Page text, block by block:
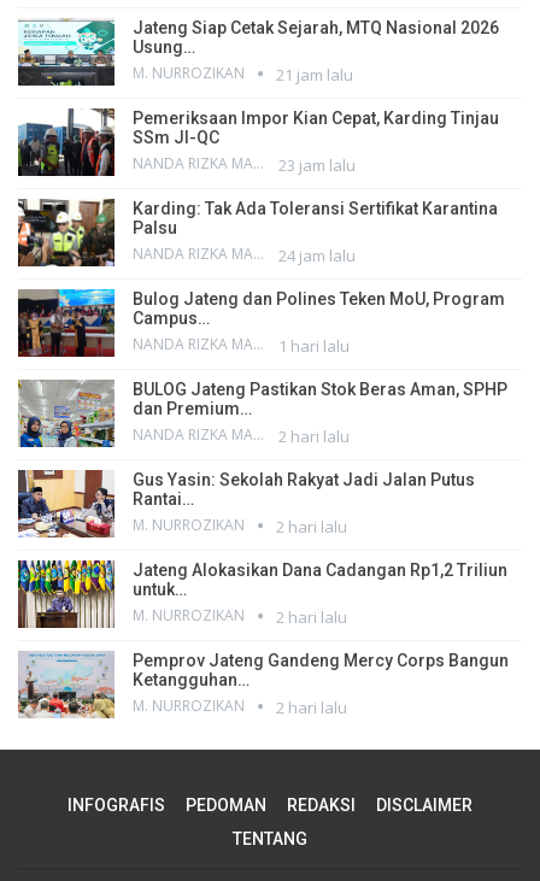
Jateng Siap Cetak Sejarah, MTQ Nasional 2026
Usung…
M. NURROZIKAN 21 jam lalu
Pemeriksaan Impor Kian Cepat, Karding Tinjau
SSm JI-QC
NANDA RIZKA MAHENDRA 23 jam lalu
Karding: Tak Ada Toleransi Sertifikat Karantina
Palsu
NANDA RIZKA MAHENDRA 24 jam lalu
Bulog Jateng dan Polines Teken MoU, Program
Campus…
NANDA RIZKA MAHENDRA 1 hari lalu
BULOG Jateng Pastikan Stok Beras Aman, SPHP
dan Premium…
NANDA RIZKA MAHENDRA 2 hari lalu
Gus Yasin: Sekolah Rakyat Jadi Jalan Putus
Rantai…
M. NURROZIKAN 2 hari lalu
Jateng Alokasikan Dana Cadangan Rp1,2 Triliun
untuk…
M. NURROZIKAN 2 hari lalu
Pemprov Jateng Gandeng Mercy Corps Bangun
Ketangguhan…
M. NURROZIKAN 2 hari lalu
INFOGRAFIS PEDOMAN REDAKSI
DISCLAIMER
TENTANG